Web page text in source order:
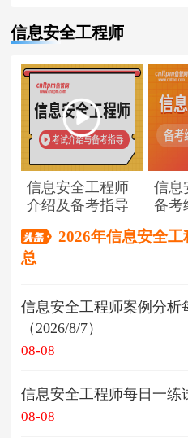
信息安全工程师
信息安全工程师
介绍及备考指导
信息
备考
2026年信息安全
总
信息安全工程师案例分析
（2026/8/7）
08-08
信息安全工程师每日一练
08-08